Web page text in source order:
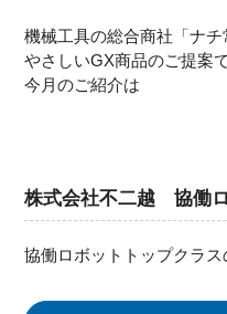
機械工具の総合商社「ナ
やさしいGX商品のご提案で
今月のご紹介は
株式会社不二越 協働
協働ロボットトップクラス